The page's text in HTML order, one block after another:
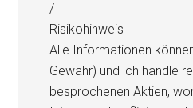
/
Risikohinweis
Alle Informationen
Gewähr) und ich handle
besprochenen Aktien,